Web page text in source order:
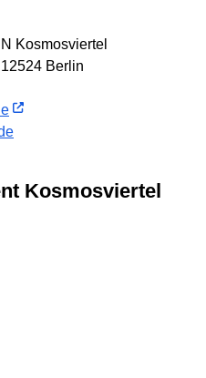
Kosmosviertel
Berlin
Kosmosviertel